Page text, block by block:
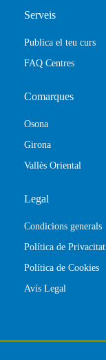
Serveis
Publica el teu curs
FAQ Centres
Comarques
Osona
Girona
Vallès Oriental
Legal
Condicions generals
Política de Privacitat
Política de Cookies
Avís Legal